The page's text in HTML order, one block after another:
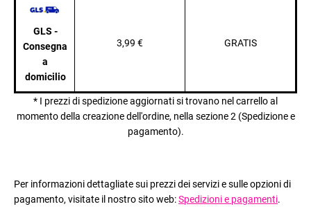
GLS -
Consegna
a
domicilio
3,99 € GRATIS
* I prezzi di spedizione aggiornati si trovano nel carrello al
momento della creazione dell'ordine, nella sezione 2 (Spedizione e
pagamento).
Per informazioni dettagliate sui prezzi dei servizi e sulle opzioni di
pagamento, visitate il nostro sito web:Spedizioni e pagamenti.